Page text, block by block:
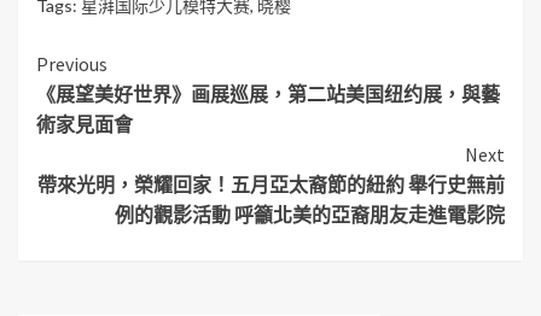
Tags: 星湃国际少儿模特大赛, 晓樱
Continue
Reading
Previous
《展望美好世界》画展巡展，第二站美国纽约展，與藝
術家見面會
Next
帶來光明，榮耀回家！五月亞太裔節的紐約 舉行史無前
例的觀影活動 呼籲北美的亞裔朋友走進電影院